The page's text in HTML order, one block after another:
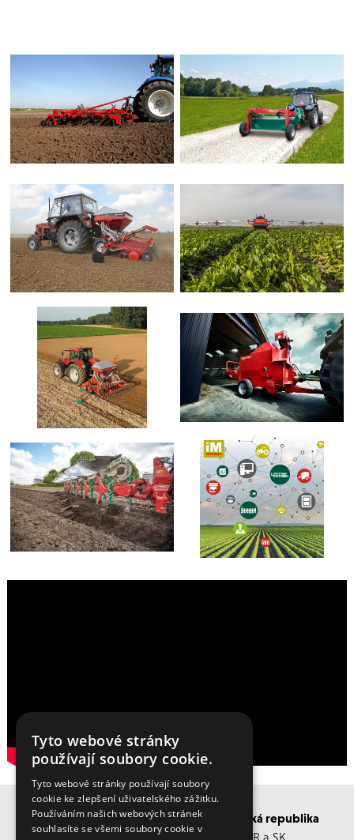
BISO SCHRATTENECKER Česká a Slovenská republika
Tyto webové stránky
používají soubory cookie.
Tyto webové stránky používají soubory
cookie ke zlepšení uživatelského zážitku.
Používáním našich webových stránek
souhlasíte se všemi soubory cookie v